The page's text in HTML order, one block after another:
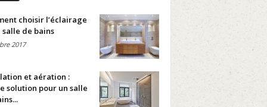
choisir l’éclairage
salle de bains
2017
et aération :
solution pour un salle